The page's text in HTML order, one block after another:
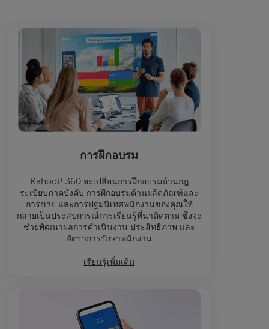
การฝึกอบรม
Kahoot! 360 จะเปลี่ยนการฝึกอบรมด้านกฎ
ระเบียบภาคบังคับ การฝึกอบรมด้านผลิตภัณฑ์และ
การขาย และการปฐมนิเทศพนักงานของคุณให้
กลายเป็นประสบการณ์การเรียนรู้ที่น่าติดตาม ซึ่งจะ
ช่วยพัฒนาผลการดำเนินงาน ประสิทธิภาพ และ
อัตราการรักษาพนักงาน
เรียนรู้เพิ่มเติม